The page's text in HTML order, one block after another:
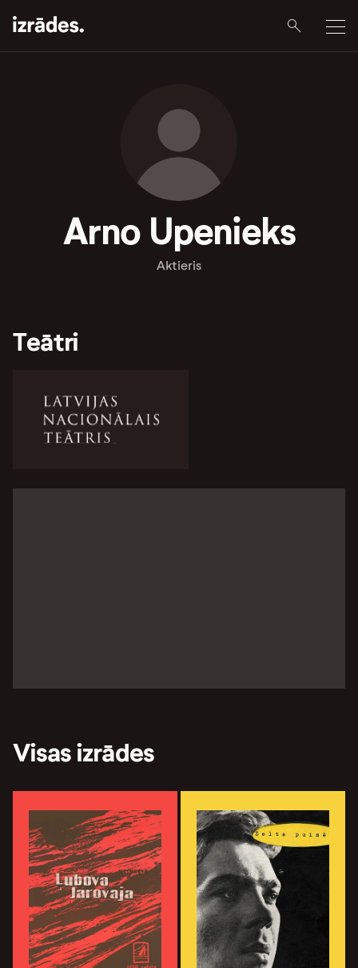
Arno Upenieks
Aktieris
Teātri
Visas izrādes